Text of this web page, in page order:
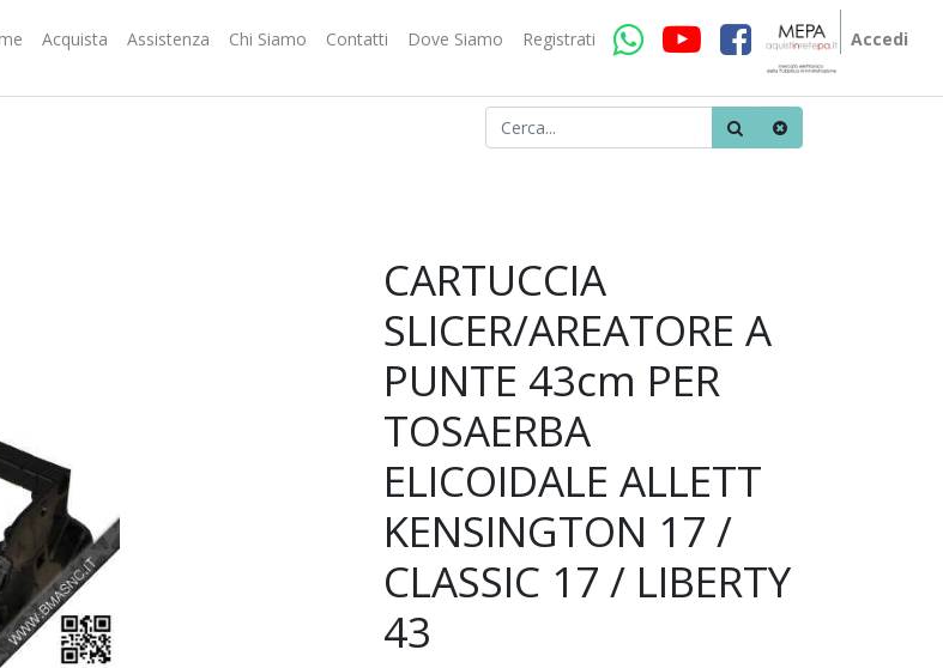
Acquista Assistenza Chi Siamo Contatti Dove Siamo Registrati Accedi
CARTUCCIA
SLICER/AREATORE A
PUNTE 43cm PER
TOSAERBA
ELICOIDALE ALLETT
KENSINGTON 17 /
CLASSIC 17 / LIBERTY
43